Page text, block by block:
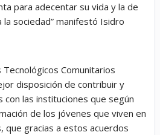
para adecentar su vida y la de
sociedad” manifestó Isidro
Comunitarios
disposición de contribuir y
con las instituciones que según
de los jóvenes que viven en
que gracias a estos acuerdos